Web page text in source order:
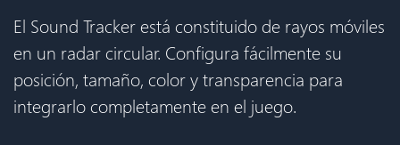
El Sound Tracker está constituido de rayos móviles
en un radar circular. Configura fácilmente su
posición, tamaño, color y transparencia para
integrarlo completamente en el juego.